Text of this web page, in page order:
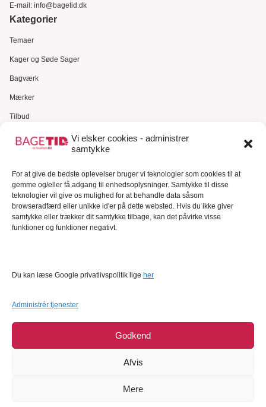
Vi elsker cookies - administrer
samtykke
For at give de bedste oplevelser bruger vi teknologier som cookies til at
gemme og/eller få adgang til enhedsoplysninger. Samtykke til disse
teknologier vil give os mulighed for at behandle data såsom
browseradfærd eller unikke id'er på dette websted. Hvis du ikke giver
samtykke eller trækker dit samtykke tilbage, kan det påvirke visse
funktioner og funktioner negativt.
Du kan læse Google privatlivspolitik lige her
Administrér tjenester
Godkend
Afvis
Mere
E-mail: info@bagetid.dk
Kategorier
Temaer
Kager og Søde Sager
Bagværk
Mærker
Tilbud
Gavekort
Kundeservice
Kundeservice
FAQ – Ofte stillede spørgsmål
Om Bagetid.dk
Se Fødevarestyrelsens smiley-rapporter